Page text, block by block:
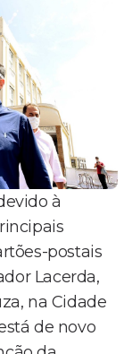
à
postais
Lacerda,
na Cidade
de novo